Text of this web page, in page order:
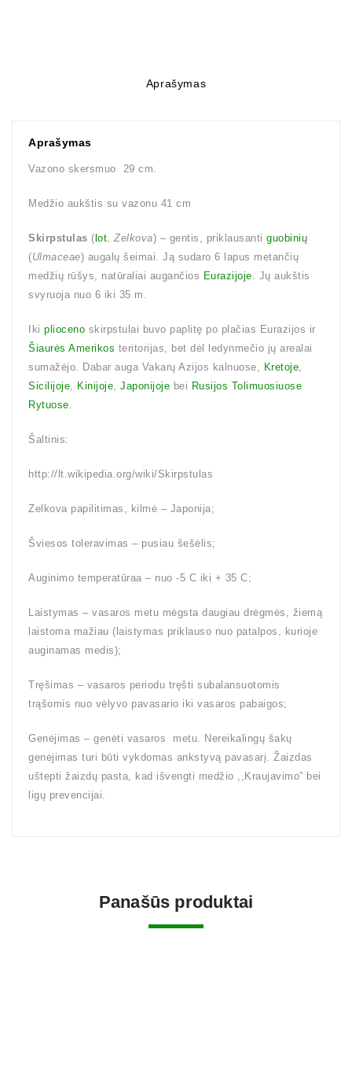
Aprašymas
Aprašymas
Vazono skersmuo 29 cm.
Medžio aukštis su vazonu 41 cm
Skirpstulas ( lot. Zelkova) – gentis, priklausanti guobinių
(Ulmaceae) augalų šeimai. Ją sudaro 6 lapus metančių
medžių rūšys, natūraliai augančios Eurazijoje. Jų aukštis
svyruoja nuo 6 iki 35 m.
Iki plioceno skirpstulai buvo paplitę po plačias Eurazijos ir
Šiaurės Amerikos teritorijas, bet dėl ledynmečio jų arealai
sumažėjo. Dabar auga Vakarų Azijos kalnuose, Kretoje,
Sicilijoje, Kinijoje, Japonijoje bei Rusijos Tolimuosiuose
Rytuose.
Šaltinis:
http://lt.wikipedia.org/wiki/Skirpstulas
Zelkova papilitimas, kilmė – Japonija;
Šviesos toleravimas – pusiau šešėlis;
Auginimo temperatūraa – nuo -5 C iki + 35 C;
Laistymas – vasaros metu mėgsta daugiau drėgmės, žiemą
laistoma mažiau (laistymas priklauso nuo patalpos, kurioje
auginamas medis);
Tręšimas – vasaros periodu tręšti subalansuotomis
trąšomis nuo vėlyvo pavasario iki vasaros pabaigos;
Genėjimas – genėti vasaros metu. Nereikalingų šakų
genėjimas turi būti vykdomas ankstyvą pavasarį. Žaizdas
uštepti žaizdų pasta, kad išvengti medžio ,,Kraujavimo” bei
ligų prevencijai.
Panašūs produktai